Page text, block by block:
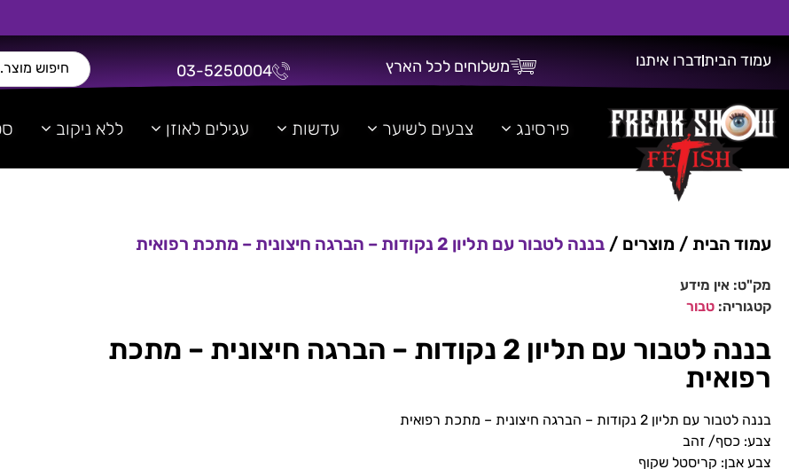
משלוח חינם על כל רכישה מעל 300 ש"ח!
עמוד הביתדברו איתנו משלוחים לכל הארץ 03-5250004
פירסינג צבעים לשיער עדשות עגילים לאוזן ללא ניקוב
עמוד הבית / מוצרים / בננה לטבור עם תליון 2 נקודות – הברגה חיצונית – מתכת רפואית
מק"ט: אין מידע
קטגוריה: טבור
בננה לטבור עם תליון 2 נקודות – הברגה חיצונית – מתכת
רפואית
בננה לטבור עם תליון 2 נקודות – הברגה חיצונית – מתכת רפואית
צבע: כסף/ זהב
צבע אבן: קריסטל שקוף